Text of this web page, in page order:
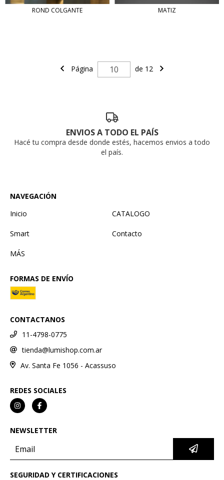
ROND COLGANTE MATIZ
Página de 12
ENVIOS A TODO EL PAÍS
Hacé tu compra desde donde estés, hacemos envios a todo
el país.
NAVEGACIÓN
Inicio
CATALOGO
Smart Contacto
MÁS
FORMAS DE ENVÍO
CONTACTANOS
11-4798-0775
tienda@lumishop.com.ar
Av. Santa Fe 1056 - Acassuso
REDES SOCIALES
NEWSLETTER
SEGURIDAD Y CERTIFICACIONES